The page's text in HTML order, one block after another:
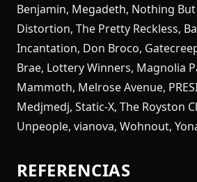
Benjamin, Megadeth, Nothing But
Distortion, The Pretty Reckless,
Incantation, Don Broco,
Brae, Lottery Winners, Magnolia
Mammoth, Melrose Avenue,
Medjmedj, Static-X, The Royston
Unpeople, vianova, Wohnout,
REFERENCIAS